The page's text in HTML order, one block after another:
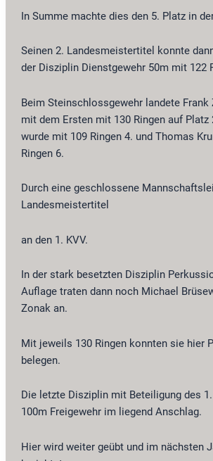
In Summe machte dies den 5. Platz in
Seinen 2. Landesmeistertitel konnte
der Disziplin Dienstgewehr 50m mit 122
Beim Steinschlossgewehr landete Frank
mit dem Ersten mit 130 Ringen auf Platz
wurde mit 109 Ringen 4. und Thomas
Ringen 6.
Durch eine geschlossene
Landesmeistertitel
an den 1. KVV.
In der stark besetzten Disziplin
Auflage traten dann noch Michael
Zonak an.
Mit jeweils 130 Ringen konnten sie hier
belegen.
Die letzte Disziplin mit Beteiligung des
100m Freigewehr im liegend Anschlag.
Hier wird weiter geübt und im nächsten